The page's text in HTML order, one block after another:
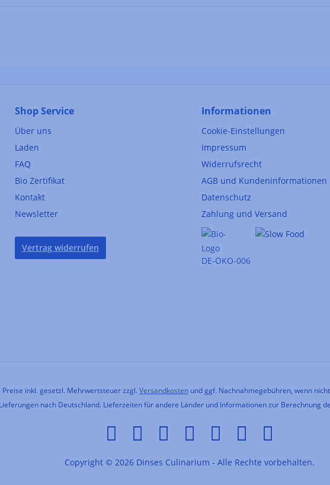
Shop Service
Über uns
Laden
FAQ
Bio Zertifikat
Kontakt
Newsletter
Vertrag widerrufen
Informationen
Cookie-Einstellungen
Impressum
Widerrufsrecht
AGB und Kundeninformationen
Datenschutz
Zahlung und Versand
DE-ÖKO-006
inkl. gesetzl. Mehrwertsteuer zzgl. Versandkostenund ggf. Nachnahmegebühren, wenn
nach Deutschland. Lieferzeiten für andere Länder und Informationen zur Berechnung
Copyright © 2026 Dinses Culinarium - Alle Rechte vorbehalten.